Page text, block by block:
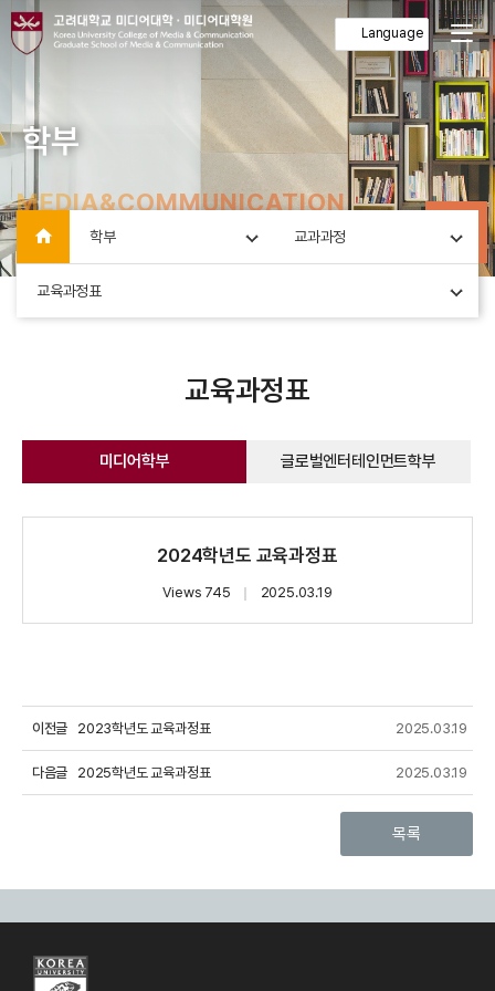
학부
home 학부 교과과정
교육과정표
교육과정표
미디어학부 글로벌엔터테인먼트학부
2024학년도 교육과정표
Views 745 ｜ 2025.03.19
이전글 2023학년도 교육과정표 2025.03.19
다음글 2025학년도 교육과정표 2025.03.19
목록